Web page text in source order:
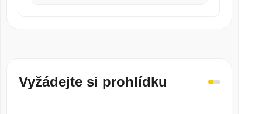
Vyžádejte si prohlídku